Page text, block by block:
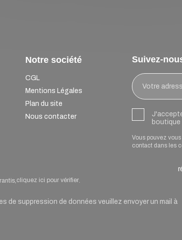
Notre société
CGL
Mentions Légales
Plan du site
Nous contacter
Suivez-
boutique
Vous pouvez
contact dans les
cliquez ici pour vérifier
de suppression de données veuillez envoyer un mail à